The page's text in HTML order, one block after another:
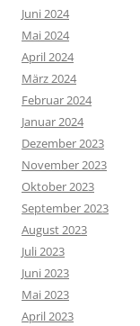
Juni 2024
Mai 2024
April 2024
März 2024
Februar 2024
Januar 2024
Dezember 2023
November 2023
Oktober 2023
September 2023
August 2023
Juli 2023
Juni 2023
Mai 2023
April 2023